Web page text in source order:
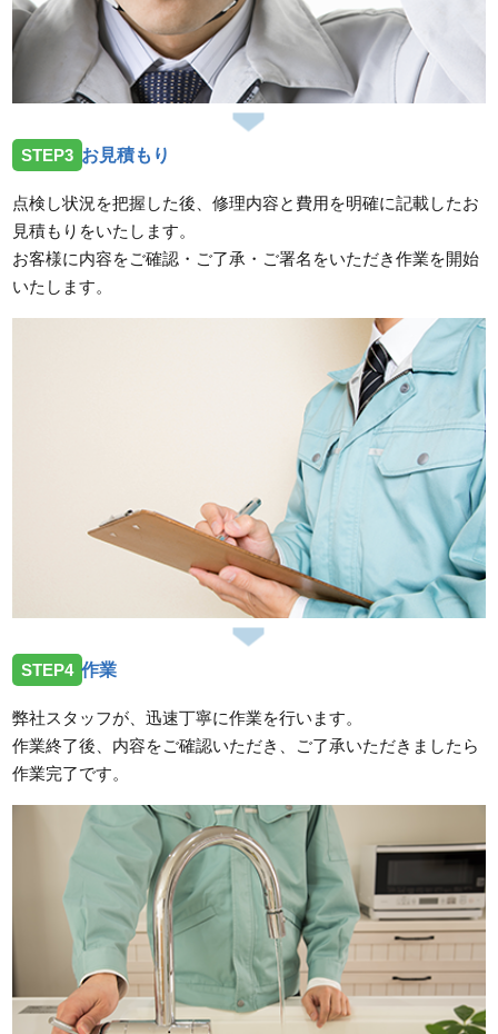
STEP3 お見積もり
点検し状況を把握した後、修理内容と費用を明確に記載したお
見積もりをいたします。
お客様に内容をご確認・ご了承・ご署名をいただき作業を開始
いたします。
STEP4 作業
弊社スタッフが、迅速丁寧に作業を行います。
作業終了後、内容をご確認いただき、ご了承いただきましたら
作業完了です。